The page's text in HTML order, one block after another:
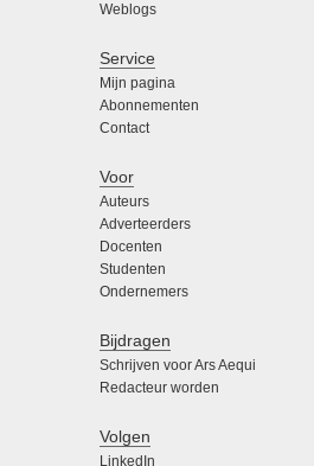
Weblogs
Service
Mijn pagina
Abonnementen
Contact
Voor
Auteurs
Adverteerders
Docenten
Studenten
Ondernemers
Bijdragen
Schrijven voor Ars Aequi
Redacteur worden
Volgen
LinkedIn